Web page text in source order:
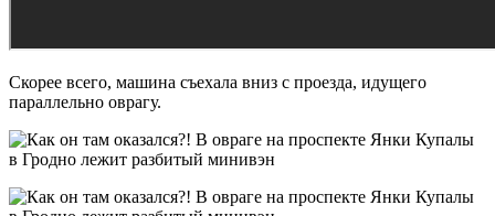
Скорее всего, машина съехала вниз с проезда, идущего
параллельно оврагу.